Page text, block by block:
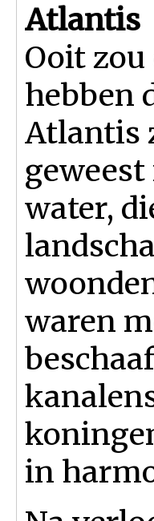
Atlantis
Ooit
hebben
Atlantis
water,
waren
in